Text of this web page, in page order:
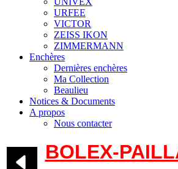
URFEE
VICTOR
ZEISS IKON
ZIMMERMANN
Enchères
Dernières enchères
Ma Collection
Beaulieu
Notices & Documents
A propos
Nous contacter
BOLEX-